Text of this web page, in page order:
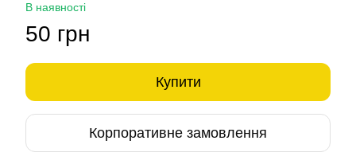
В наявності
50 грн
Купити
Корпоративне замовлення